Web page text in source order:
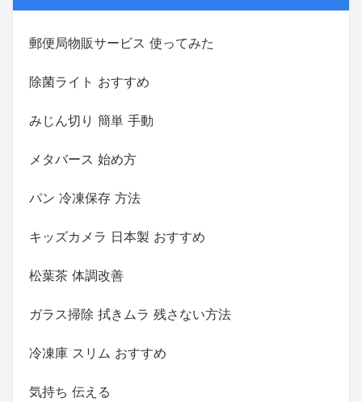
郵便局物販サービス 使ってみた
除菌ライト おすすめ
みじん切り 簡単 手動
メタバース 始め方
パン 冷凍保存 方法
キッズカメラ 日本製 おすすめ
松葉茶 体調改善
ガラス掃除 拭きムラ 残さない方法
冷凍庫 スリム おすすめ
気持ち 伝える